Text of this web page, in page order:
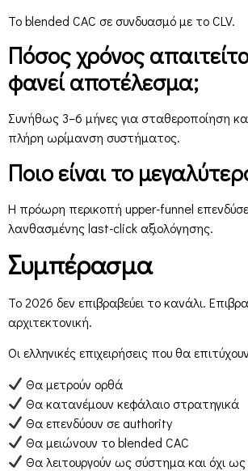
Το blended CAC σε συνδυασμό με το CLV.
Πόσος χρόνος
φανεί αποτέλεσμα;
Συνήθως 3–6 μήνες για σταθεροποίηση
πλήρη ωρίμανση συστήματος.
Ποιο είναι το
Η πρόωρη περικοπή upper-funnel
λανθασμένης last-click αξιολόγησης.
Συμπέρασμα
Το 2026 δεν επιβραβεύει το κανάλι.
αρχιτεκτονική.
Οι ελληνικές επιχειρήσεις που θα
Θα μετρούν ορθά
Θα κατανέμουν κεφάλαιο στρατηγικά
Θα επενδύουν σε authority
Θα μειώνουν το blended CAC
Θα λειτουργούν ως σύστημα και όχι